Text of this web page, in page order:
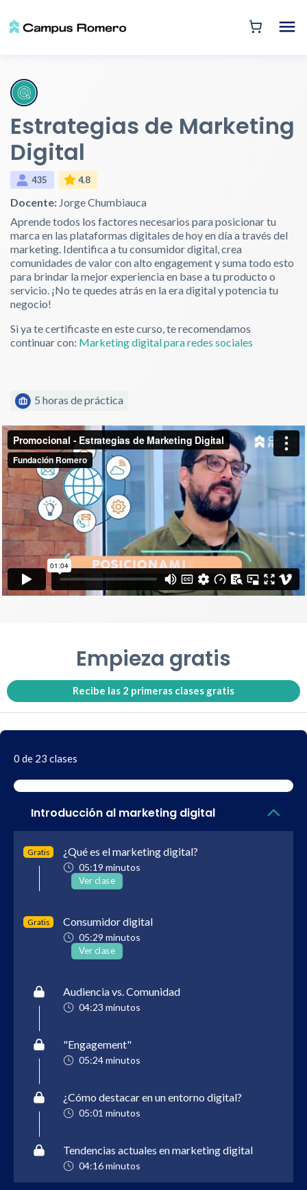
Estrategias de Marketing
Digital
435 4.8
Docente: Jorge Chumbiauca
Aprende todos los factores necesarios para posicionar tu
marca en las plataformas digitales de hoy en día a través del
marketing. Identifica a tu consumidor digital, crea
comunidades de valor con alto engagement y suma todo esto
para brindar la mejor experiencia en base a tu producto o
servicio. ¡No te quedes atrás en la era digital y potencia tu
negocio!
Si ya te certificaste en este curso, te recomendamos
continuar con: Marketing digital para redes sociales
5 horas de práctica
Empieza gratis
Recibe las 2 primeras clases gratis
0 de 23 clases
Introducción al marketing digital
Gratis ¿Qué es el marketing digital?
05:19 minutos
Ver clase
Gratis Consumidor digital
05:29 minutos
Ver clase
Audiencia vs. Comunidad
04:23 minutos
"Engagement"
05:24 minutos
¿Cómo destacar en un entorno digital?
05:01 minutos
Tendencias actuales en marketing digital
04:16 minutos